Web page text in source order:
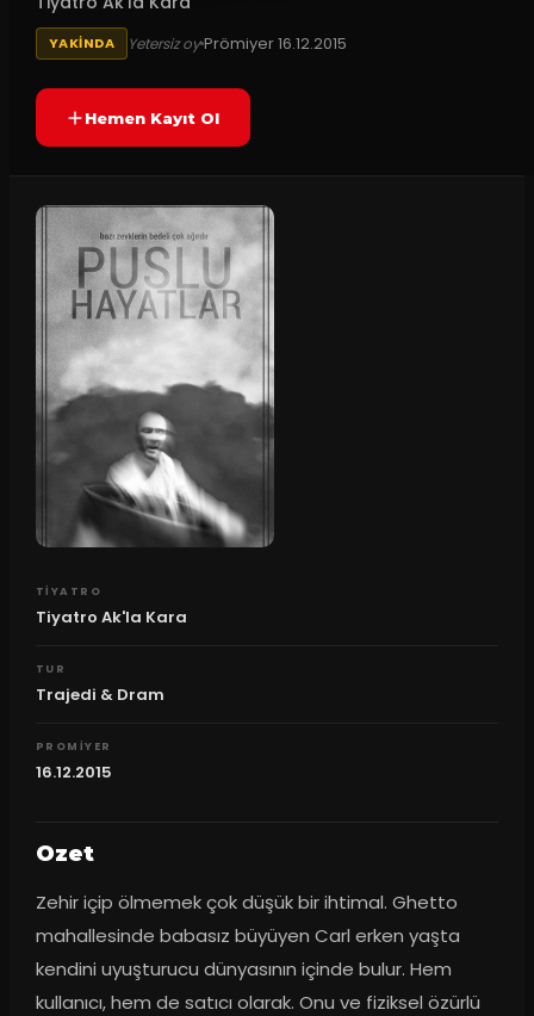
YAKINDA Yetersiz oyPrömiyer16.12.2015
Hemen Kayıt Ol
TIYATRO
Tiyatro Ak'la Kara
TUR
Trajedi & Dram
PROMIYER
16.12.2015
Ozet
Zehir içip ölmemek çok düşük bir ihtimal. Ghetto
mahallesinde babasız büyüyen Carl erken yaşta
kendini uyuşturucu dünyasının içinde bulur. Hem
kullanıcı, hem de satıcı olarak. Onu ve fiziksel özürlü